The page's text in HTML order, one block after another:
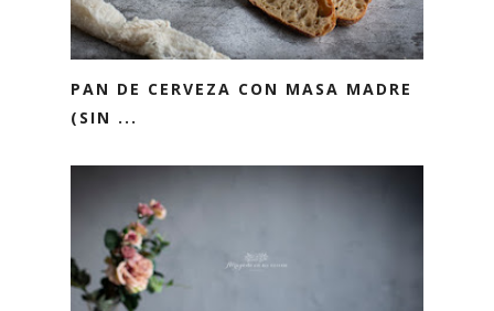
PAN DE CERVEZA CON MASA MADRE
(SIN ...